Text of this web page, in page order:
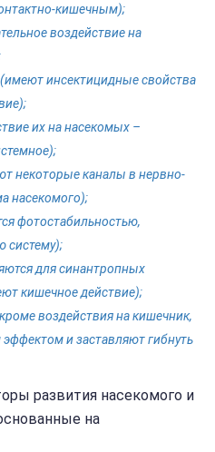
кишечным);
воздействие на
инсектицидные свойства
их на насекомых –
некоторые каналы в нервно-
насекомого);
фотостабильностью,
систему);
для синантропных
кишечное действие);
воздействия на кишечник,
и заставляют гибнуть
развития насекомого и
на